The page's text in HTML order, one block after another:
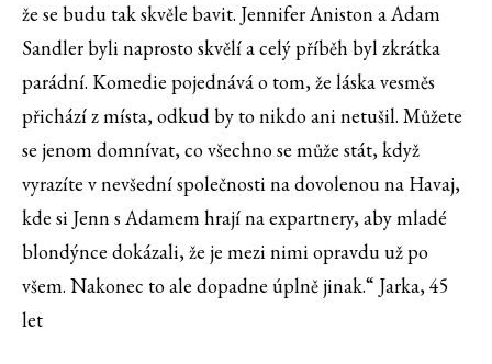
že se budu tak skvěle bavit. Jennifer Aniston a Adam
Sandler byli naprosto skvělí a celý příběh byl zkrátka
parádní. Komedie pojednává o tom, že láska vesměs
přichází z místa, odkud by to nikdo ani netušil. Můžete
se jenom domnívat, co všechno se může stát, když
vyrazíte v nevšední společnosti na dovolenou na Havaj,
kde si Jenn s Adamem hrají na expartnery, aby mladé
blondýnce dokázali, že je mezi nimi opravdu už po
všem. Nakonec to ale dopadne úplně jinak.“ Jarka, 45
let